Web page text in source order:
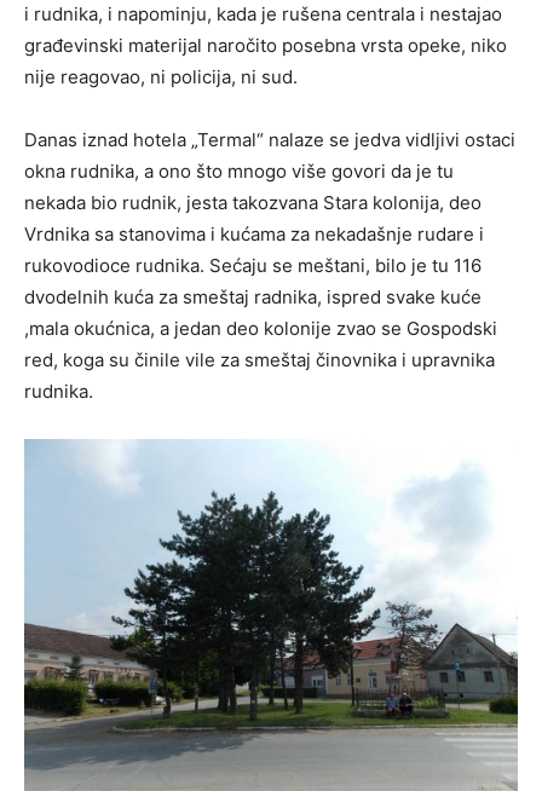
i rudnika, i napominju, kada je rušena centrala i nestajao
građevinski materijal naročito posebna vrsta opeke, niko
nije reagovao, ni policija, ni sud.
Danas iznad hotela „Termal“ nalaze se jedva vidljivi ostaci
okna rudnika, a ono što mnogo više govori da je tu
nekada bio rudnik, jesta takozvana Stara kolonija, deo
Vrdnika sa stanovima i kućama za nekadašnje rudare i
rukovodioce rudnika. Sećaju se meštani, bilo je tu 116
dvodelnih kuća za smeštaj radnika, ispred svake kuće
,mala okućnica, a jedan deo kolonije zvao se Gospodski
red, koga su činile vile za smeštaj činovnika i upravnika
rudnika.